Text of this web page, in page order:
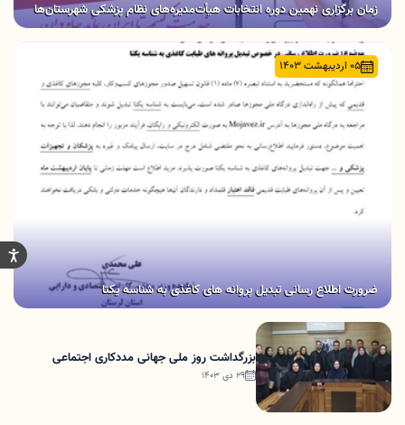
زمان برگزاری نهمین دوره انتخابات هیأت‌مدیره‌های نظام پزشکی شهرستان‌ها
05 اردیبهشت 1403
ضرورت اطلاع رسانی تبدیل پروانه های کاغذی به شناسه یکتا
بزرگداشت روز ملی جهانی مددکاری اجتماعی
29 دی 1403